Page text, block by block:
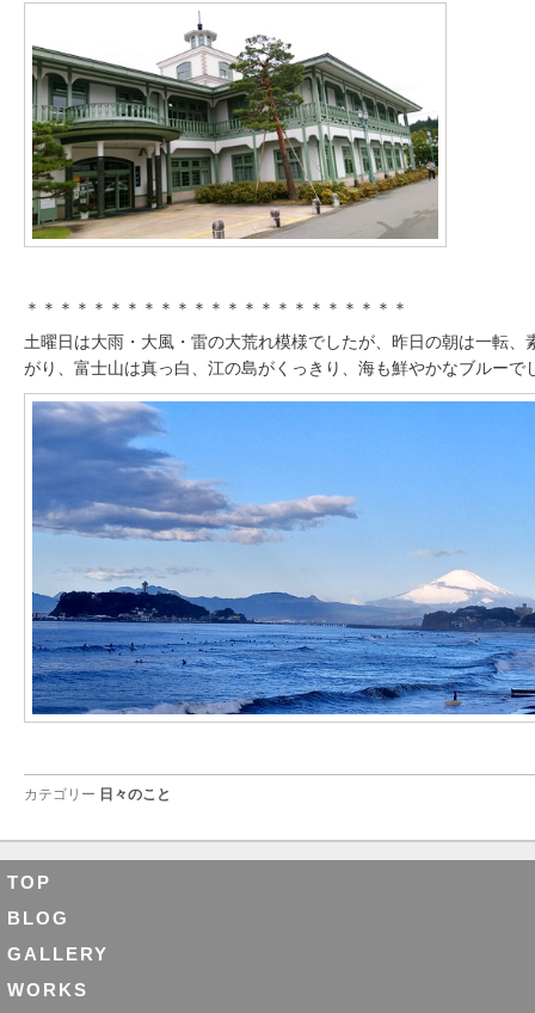
＊＊＊＊＊＊＊＊＊＊＊＊＊＊＊＊＊＊＊＊＊＊＊
土曜日は大雨・大風・雷の大荒れ模様でしたが、昨日の朝は一転、
がり、富士山は真っ白、江の島がくっきり、海も鮮やかなブルーで
カテゴリー 日々のこと
TOP
BLOG
GALLERY
WORKS